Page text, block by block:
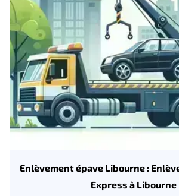
Enlèvement épave Libourne :
Express à Libourne